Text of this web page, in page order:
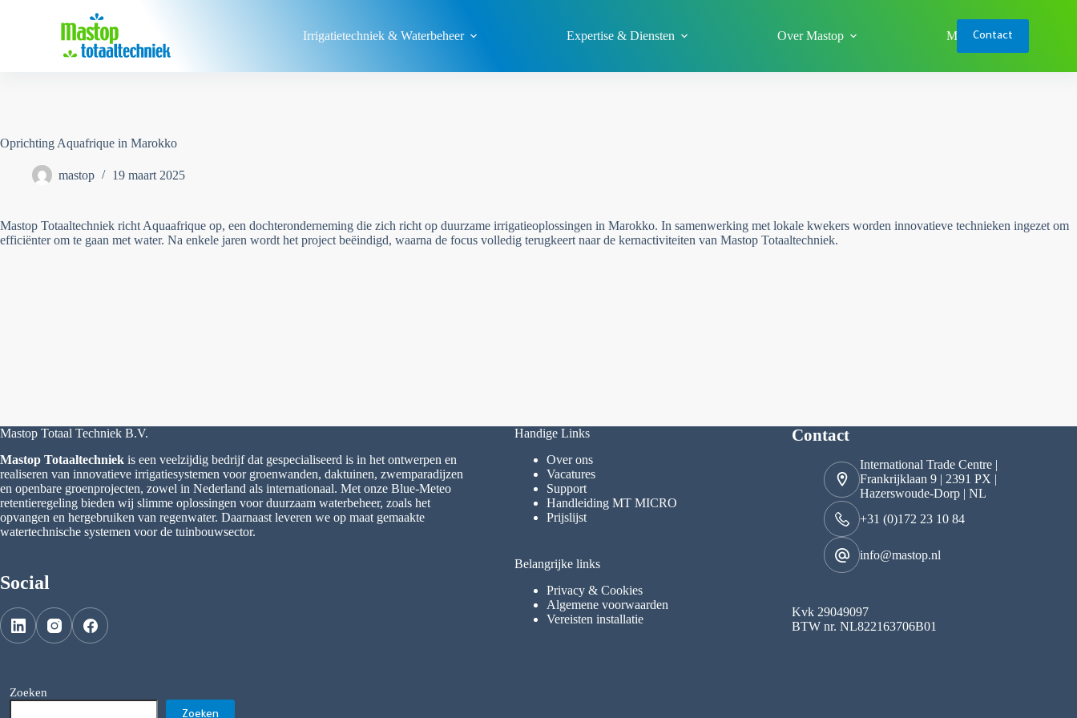
Irrigatietechniek & Waterbeheer Expertise & Diensten Over Mastop Meer Contact
Oprichting Aquafrique in Marokko
mastop 19 maart 2025
Mastop Totaaltechniek richt Aquaafrique op, een dochteronderneming die zich richt op duurzame irrigatieoplossingen in Marokko. In samenwerking met lokale kwekers worden innovatieve technieken ingezet om
efficiënter om te gaan met water. Na enkele jaren wordt het project beëindigd, waarna de focus volledig terugkeert naar de kernactiviteiten van Mastop Totaaltechniek.
Mastop Totaal Techniek B.V.
Mastop Totaaltechniek is een veelzijdig bedrijf dat gespecialiseerd is in het ontwerpen en
realiseren van innovatieve irrigatiesystemen voor groenwanden, daktuinen, zwemparadijzen
en openbare groenprojecten, zowel in Nederland als internationaal. Met onze Blue-Meteo
retentieregeling bieden wij slimme oplossingen voor duurzaam waterbeheer, zoals het
opvangen en hergebruiken van regenwater. Daarnaast leveren we op maat gemaakte
watertechnische systemen voor de tuinbouwsector.
Social
Zoeken
Zoeken
Handige Links
Over ons
Vacatures
Support
Handleiding MT MICRO
Prijslijst
Belangrijke links
Privacy & Cookies
Algemene voorwaarden
Vereisten installatie
Contact
International Trade Centre |
Frankrijklaan 9 | 2391 PX |
Hazerswoude-Dorp | NL
+31 (0)172 23 10 84
info@mastop.nl
Kvk 29049097
BTW nr. NL822163706B01